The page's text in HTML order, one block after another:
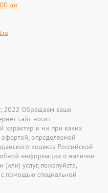
до
2022 Обращаем ваше
сайт носит
характер и ни при каких
офертой, определяемой
кодекса Российской
информации о наличии
услуг, пожалуйста,
помощью специальной